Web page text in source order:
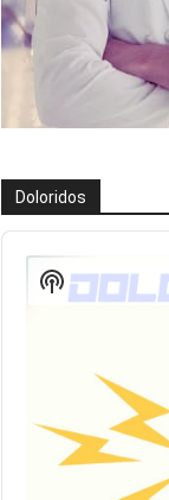
Doloridos
Reproductor
audioShow
Podcast